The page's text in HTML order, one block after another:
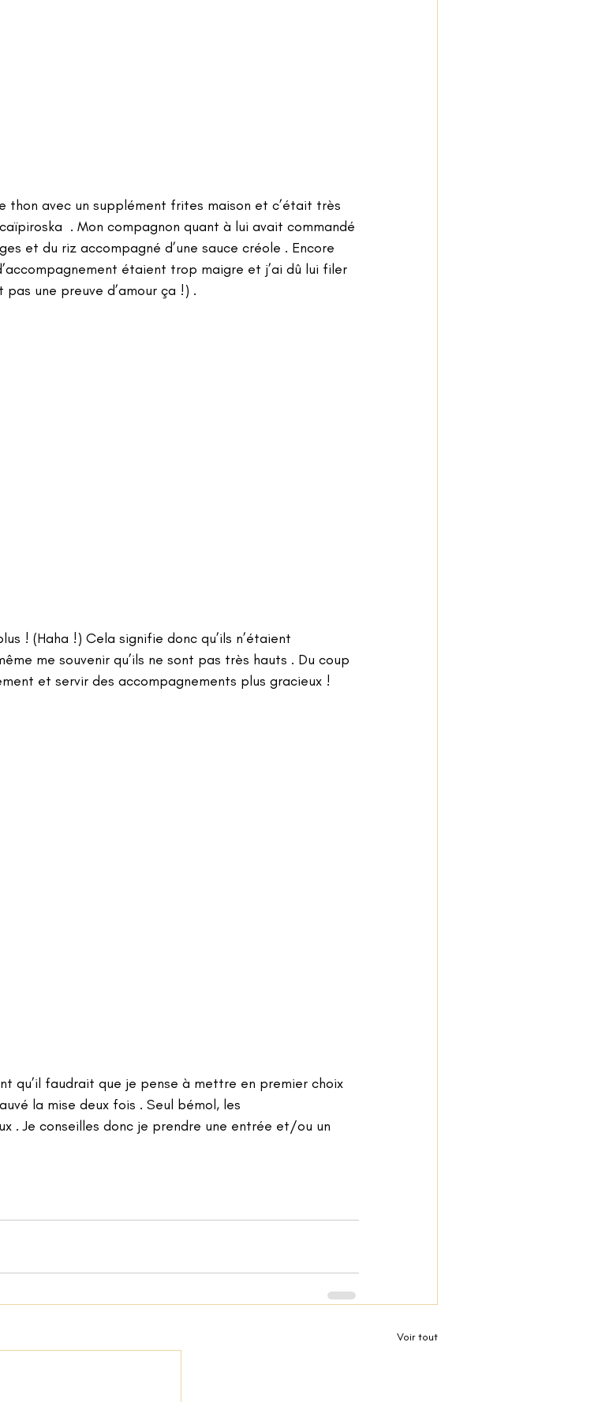
thon avec un supplément frites maison et c’était très
. Mon compagnon quant à lui avait commandé
et du riz accompagné d’une sauce créole . Encore
étaient trop maigre et j’ai dû lui filer
une preuve d’amour ça !) .
! (Haha !) Cela signifie donc qu’ils n’étaient
me souvenir qu’ils ne sont pas très hauts . Du coup
et servir des accompagnements plus gracieux !
qu’il faudrait que je pense à mettre en premier choix
la mise deux fois . Seul bémol, les
. Je conseilles donc je prendre une entrée et/ou un
Voir tout